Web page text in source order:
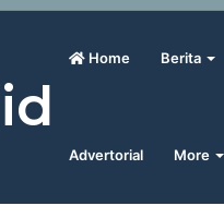
Home Berita
Advertorial More